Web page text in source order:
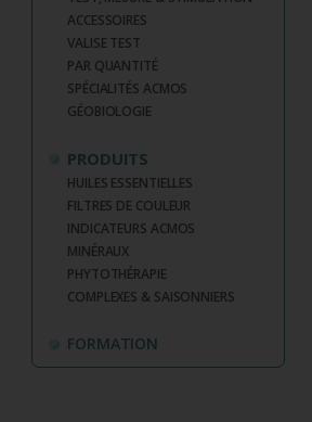
ACCESSOIRES
VALISE TEST
PAR QUANTITÉ
SPÉCIALITÉS ACMOS
GÉOBIOLOGIE
PRODUITS
HUILES ESSENTIELLES
FILTRES DE COULEUR
INDICATEURS ACMOS
MINÉRAUX
PHYTOTHÉRAPIE
COMPLEXES & SAISONNIERS
FORMATION